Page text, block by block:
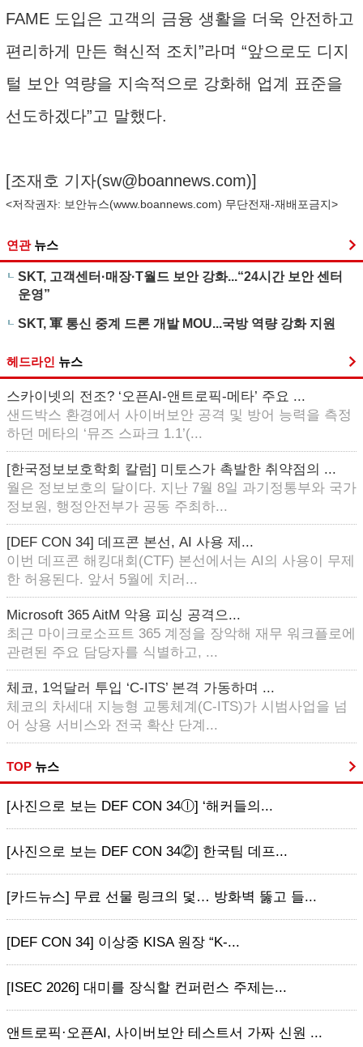
FAME 도입은 고객의 금융 생활을 더욱 안전하고
편리하게 만든 혁신적 조치”라며 “앞으로도 디지
털 보안 역량을 지속적으로 강화해 업계 표준을
선도하겠다”고 말했다.
[조재호 기자(sw@boannews.com)]
<저작권자: 보안뉴스(www.boannews.com) 무단전재-재배포금지>
연관 뉴스
SKT, 고객센터·매장·T월드 보안 강화...“24시간 보안 센터
운영”
SKT, 軍 통신 중계 드론 개발 MOU...국방 역량 강화 지원
헤드라인 뉴스
스카이넷의 전조? ‘오픈AI-앤트로픽-메타’ 주요 ...
샌드박스 환경에서 사이버보안 공격 및 방어 능력을 측정
하던 메타의 ‘뮤즈 스파크 1.1’(...
[한국정보보호학회 칼럼] 미토스가 촉발한 취약점의 ...
월은 정보보호의 달이다. 지난 7월 8일 과기정통부와 국가
정보원, 행정안전부가 공동 주최하...
[DEF CON 34] 데프콘 본선, AI 사용 제...
이번 데프콘 해킹대회(CTF) 본선에서는 AI의 사용이 무제
한 허용된다. 앞서 5월에 치러...
Microsoft 365 AitM 악용 피싱 공격으...
최근 마이크로소프트 365 계정을 장악해 재무 워크플로에
관련된 주요 담당자를 식별하고, ...
체코, 1억달러 투입 ‘C-ITS’ 본격 가동하며 ...
체코의 차세대 지능형 교통체계(C-ITS)가 시범사업을 넘
어 상용 서비스와 전국 확산 단계...
TOP 뉴스
[사진으로 보는 DEF CON 34ⓛ] ‘해커들의...
[사진으로 보는 DEF CON 34②] 한국팀 데프...
[카드뉴스] 무료 선물 링크의 덫… 방화벽 뚫고 들...
[DEF CON 34] 이상중 KISA 원장 “K-...
[ISEC 2026] 대미를 장식할 컨퍼런스 주제는...
앤트로픽·오픈AI, 사이버보안 테스트서 가짜 신원 ...